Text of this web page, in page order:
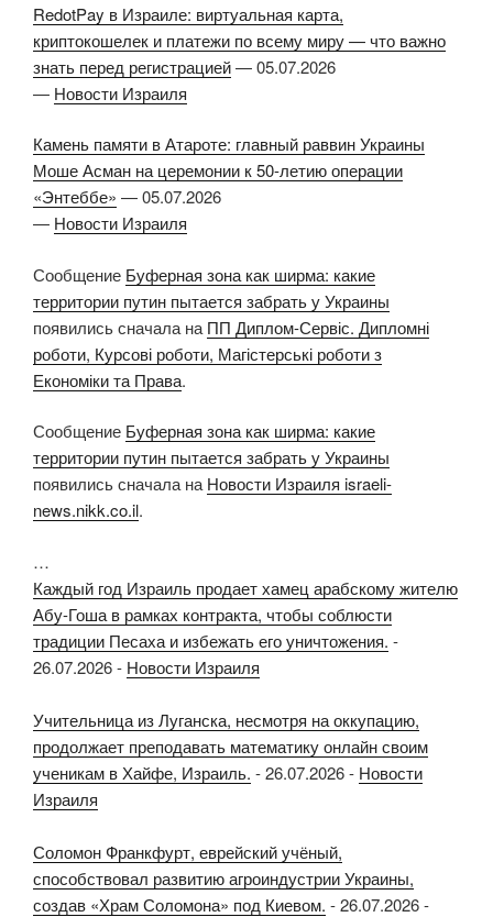
RedotPay в Израиле: виртуальная карта,
криптокошелек и платежи по всему миру — что важно
знать перед регистрацией—05.07.2026
— Новости Израиля
Камень памяти в Атароте: главный раввин Украины
Моше Асман на церемонии к 50-летию операции
«Энтеббе» —05.07.2026
— Новости Израиля
Сообщение Буферная зона как ширма: какие
территории путин пытается забрать у Украины
появились сначала на ПП Диплом-Сервіс. Дипломні
роботи, Курсові роботи, Магістерські роботи з
Економіки та Права.
Сообщение Буферная зона как ширма: какие
территории путин пытается забрать у Украины
появились сначала наНовости Израиля israeli-
news.nikk.co.il.
…
Каждый год Израиль продает хамец арабскому жителю
Абу-Гоша в рамках контракта, чтобы соблюсти
традиции Песаха и избежать его уничтожения. -
26.07.2026- Новости Израиля
Учительница из Луганска, несмотря на оккупацию,
продолжает преподавать математику онлайн своим
ученикам в Хайфе, Израиль. -26.07.2026- Новости
Израиля
Соломон Франкфурт, еврейский учёный,
способствовал развитию агроиндустрии Украины,
создав «Храм Соломона» под Киевом. -26.07.2026-